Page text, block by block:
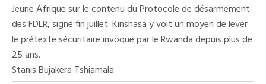
Jeune Afrique sur le contenu du Protocole de désarmement
des FDLR, signé fin juillet. Kinshasa y voit un moyen de lever
le prétexte sécuritaire invoqué par le Rwanda depuis plus de
25 ans.
Stanis Bujakera Tshiamala